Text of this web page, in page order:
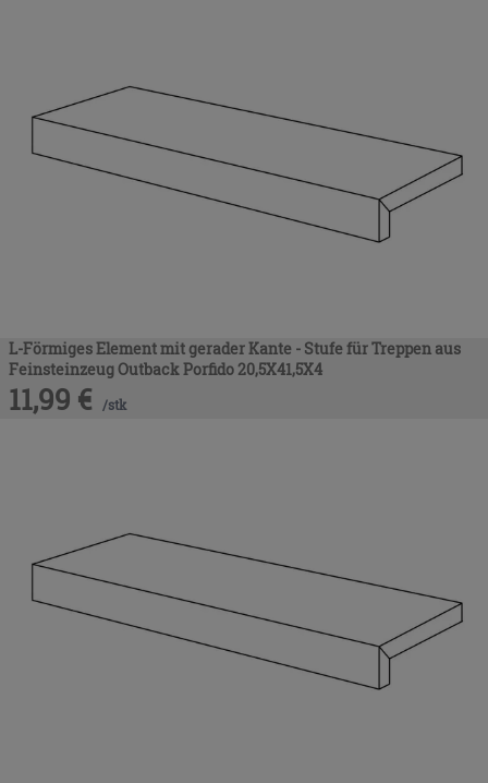
L-Förmiges Element mit gerader Kante - Stufe für Treppen aus
Feinsteinzeug Outback Porfido 20,5X41,5X4
11,99 € /stk